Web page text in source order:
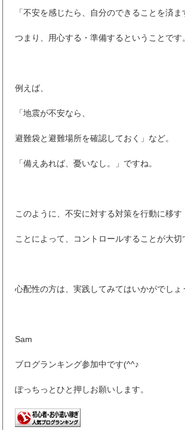
「不安を感じたら、自分のできることを済ま
つまり、用心する・準備するということです
例えば、
「地震が不安なら、
避難袋と避難場所を確認しておく」など。
「備えあれば、憂いなし。」ですね。
このように、不安に対する対策を行動に移す
ことによって、コントロールすることが大切
心配性の方は、実践してみてはいかがでしょ
Sam
ブログランキング参加中です(^^♪
ぽっちっとひと押しお願いします。